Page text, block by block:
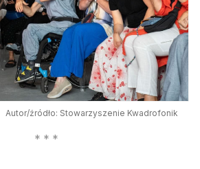
Autor/źródło: Stowarzyszenie Kwadrofonik